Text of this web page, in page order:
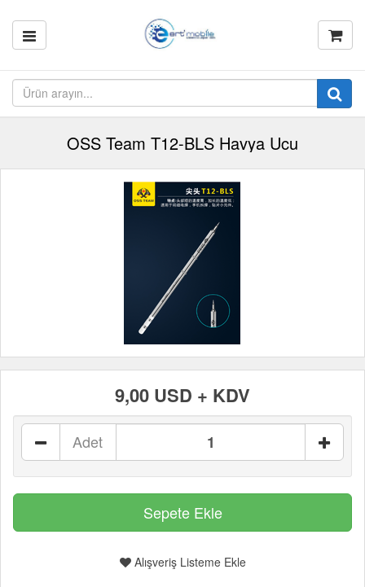
OSS Team T12-BLS Havya Ucu
9,00 USD + KDV
Adet
Alışveriş Listeme Ekle